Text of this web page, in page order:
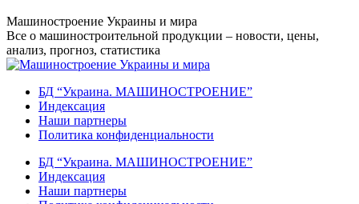
Перейти
к
содержанию
Машиностроение Украины и мира
Все о машиностроительной продукции – новости, цены,
анализ, прогноз, статистика
БД “Украина. МАШИНОСТРОЕНИЕ”
Индекcация
Наши партнеры
Политика конфиденциальности
БД “Украина. МАШИНОСТРОЕНИЕ”
Индекcация
Наши партнеры